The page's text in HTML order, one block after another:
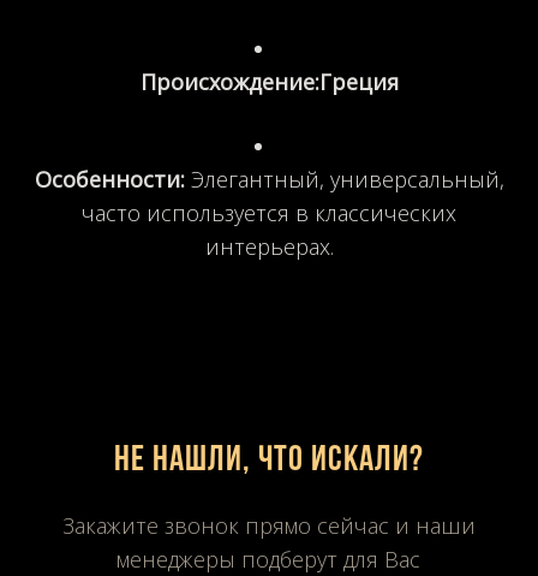
Происхождение:Греция
Особенности:Элегантный, универсальный,
часто используется в классических
интерьерах.
Не нашли, что искали?
Закажите звонок прямо сейчас и наши
менеджеры подберут для Вас